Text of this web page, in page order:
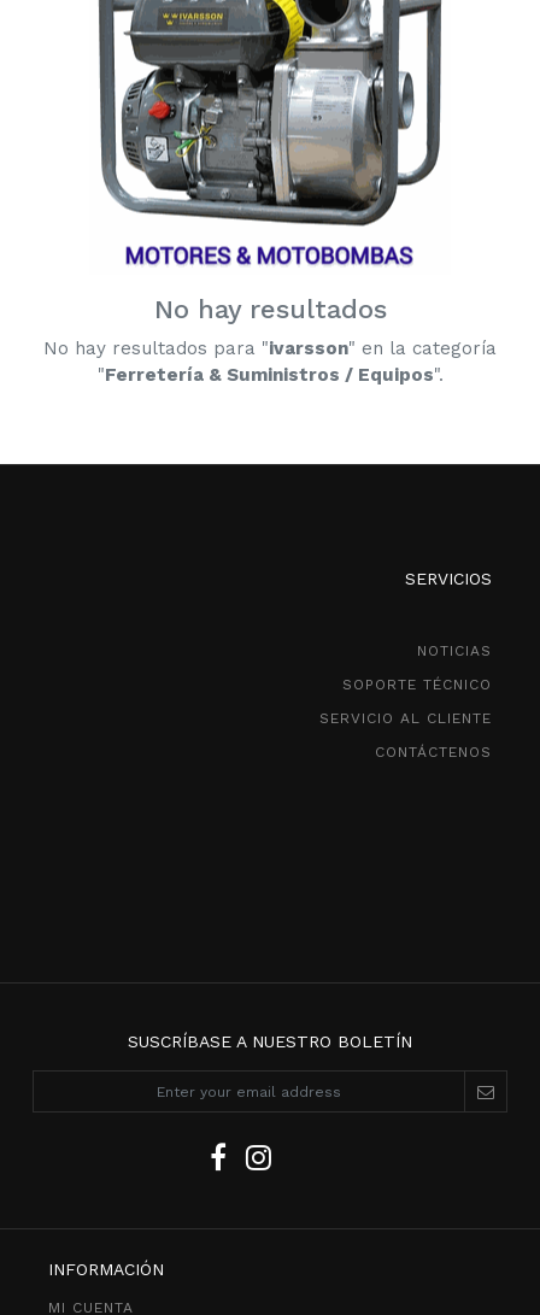
No hay resultados
No hay resultados para "ivarsson" en la categoría
"Ferretería & Suministros / Equipos".
SERVICIOS
NOTICIAS
SOPORTE TÉCNICO
SERVICIO AL CLIENTE
CONTÁCTENOS
SUSCRÍBASE A NUESTRO BOLETÍN
INFORMACIÓN
MI CUENTA